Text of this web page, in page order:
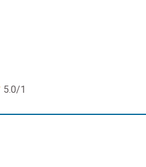
5.0/1